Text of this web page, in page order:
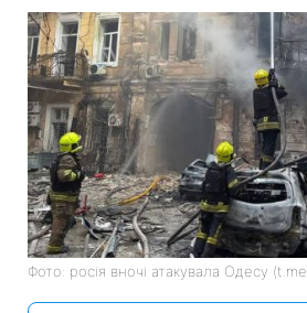
Фото: росія вночі атакувала Одесу